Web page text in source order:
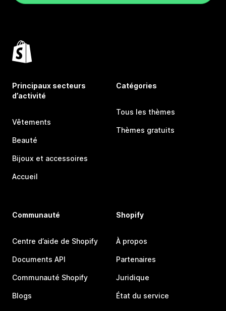
Principaux secteurs
d’activité
Vêtements
Beauté
Bijoux et accessoires
Accueil
Catégories
Tous les thèmes
Thèmes gratuits
Communauté
Centre d’aide de Shopify
Documents API
Communauté Shopify
Blogs
Shopify
À propos
Partenaires
Juridique
État du service